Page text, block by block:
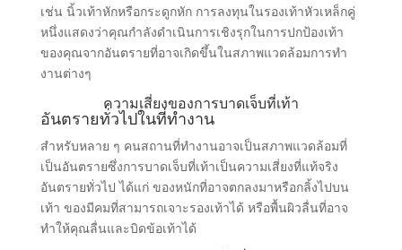
เช่น นิ้วเท้าหักหรือกระดูกหัก การลงทุนในรองเท้าหัวเหล็กคู่
หนึ่งแสดงว่าคุณกําลังดําเนินการเชิงรุกในการปกป้องเท้า
ของคุณจากอันตรายที่อาจเกิดขึ้นในสภาพแวดล้อมการทํา
งานต่างๆ
ความเสี่ยงของการบาดเจ็บที่เท้า
อันตรายทั่วไปในที่ทํางาน
สําหรับหลาย ๆ คนสถานที่ทํางานอาจเป็นสภาพแวดล้อมที่
เป็นอันตรายซึ่งการบาดเจ็บที่เท้าเป็นความเสี่ยงที่แท้จริง
อันตรายทั่วไป ได้แก่ ของหนักที่อาจตกลงมาหรือกลิ้งไปบน
เท้า ของมีคมที่สามารถเจาะรองเท้าได้ หรือพื้นผิวลื่นที่อาจ
ทําให้คุณลื่นและบิดข้อเท้าได้